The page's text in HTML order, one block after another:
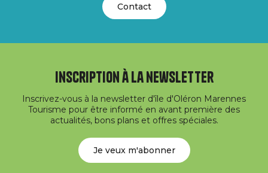
Contact
Inscription à la newsletter
Inscrivez-vous à la newsletter d'île d'Oléron Marennes
Tourisme pour être informé en avant première des
actualités, bons plans et offres spéciales.
Je veux m'abonner